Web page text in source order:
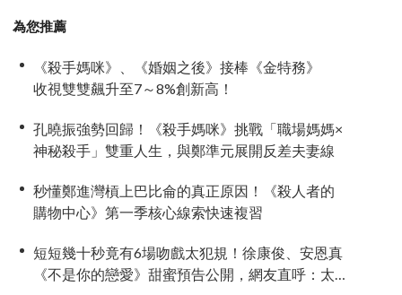
為您推薦
《殺手媽咪》、《婚姻之後》接棒《金特務》
收視雙雙飆升至7～8%創新高！
孔曉振強勢回歸！《殺手媽咪》挑戰「職場媽媽×
神秘殺手」雙重人生，與鄭準元展開反差夫妻線
秒懂鄭進灣槓上巴比侖的真正原因！《殺人者的
購物中心》第一季核心線索快速複習
短短幾十秒竟有6場吻戲太犯規！徐康俊、安恩真
《不是你的戀愛》甜蜜預告公開，網友直呼：太